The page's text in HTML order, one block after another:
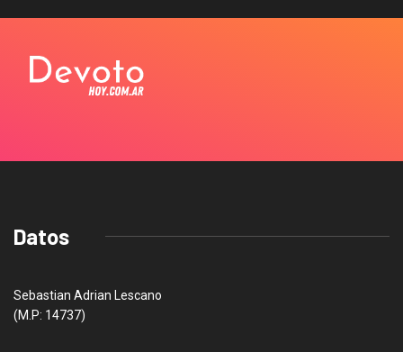
Datos
Sebastian Adrian Lescano
(M.P: 14737)